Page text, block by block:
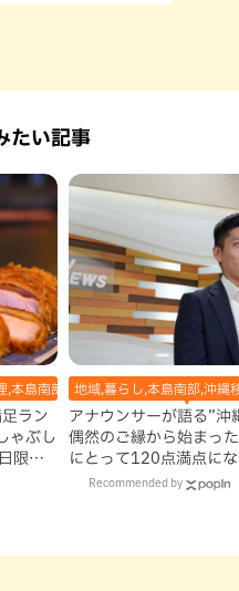
たい記事
,本島南部,那覇市
ラン
ゃぶし
限定
地域,暮らし,本島南部,沖縄
アナウンサーが語る”沖
偶然のご縁から始まっ
にとって120点満点に
Recommended by